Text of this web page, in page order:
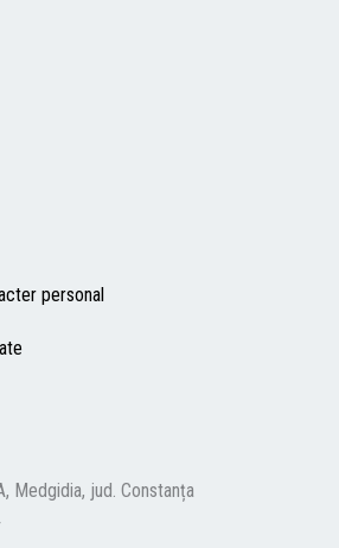
personal
Medgidia, jud. Constanța